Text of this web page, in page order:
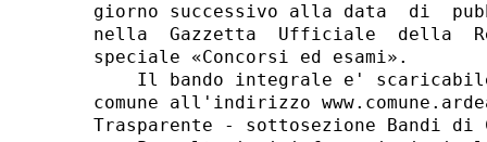
giorno successivo alla data  di
nella  Gazzetta  Ufficiale  della
speciale «Concorsi ed esami».
Il bando integrale e'
comune all'indirizzo
Trasparente - sottosezione Bandi di